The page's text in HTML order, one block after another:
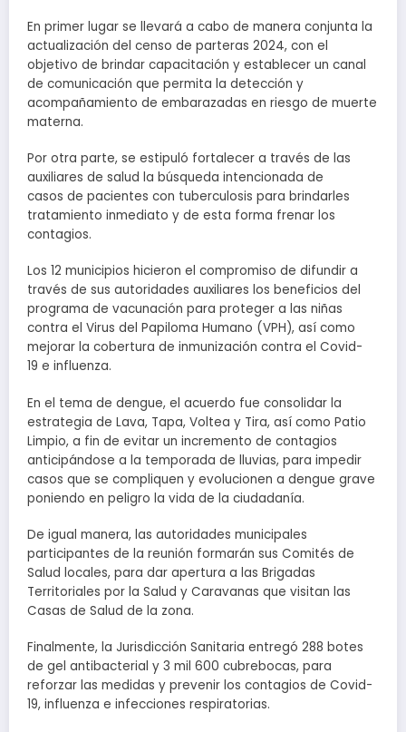
En primer lugar se llevará a cabo de manera conjunta la
actualización del censo de parteras 2024, con el
objetivo de brindar capacitación y establecer un canal
de comunicación que permita la detección y
acompañamiento de embarazadas en riesgo de muerte
materna.
Por otra parte, se estipuló fortalecer a través de las
auxiliares de salud la búsqueda intencionada de
casos de pacientes con tuberculosis para brindarles
tratamiento inmediato y de esta forma frenar los
contagios.
Los 12 municipios hicieron el compromiso de difundir a
través de sus autoridades auxiliares los beneficios del
programa de vacunación para proteger a las niñas
contra el Virus del Papiloma Humano (VPH), así como
mejorar la cobertura de inmunización contra el Covid-
19 e influenza.
En el tema de dengue, el acuerdo fue consolidar la
estrategia de Lava, Tapa, Voltea y Tira, así como Patio
Limpio, a fin de evitar un incremento de contagios
anticipándose a la temporada de lluvias, para impedir
casos que se compliquen y evolucionen a dengue grave
poniendo en peligro la vida de la ciudadanía.
De igual manera, las autoridades municipales
participantes de la reunión formarán sus Comités de
Salud locales, para dar apertura a las Brigadas
Territoriales por la Salud y Caravanas que visitan las
Casas de Salud de la zona.
Finalmente, la Jurisdicción Sanitaria entregó 288 botes
de gel antibacterial y 3 mil 600 cubrebocas, para
reforzar las medidas y prevenir los contagios de Covid-
19, influenza e infecciones respiratorias.